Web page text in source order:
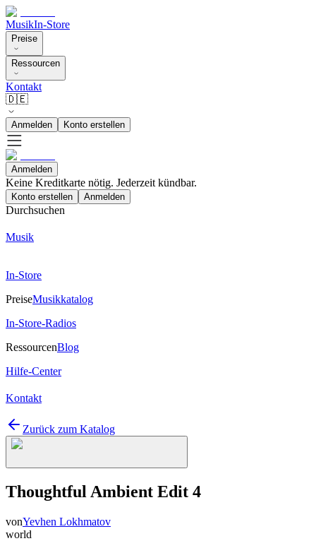
MusikIn-Store
Preise
Ressourcen
Kontakt
🇩🇪
Anmelden Konto erstellen
Anmelden
Keine Kreditkarte nötig. Jederzeit kündbar.
Konto erstellen Anmelden
Durchsuchen
Musik
In-Store
PreiseMusikkatalog
In-Store-Radios
RessourcenBlog
Hilfe-Center
Kontakt
Zurück zum Katalog
Thoughtful Ambient Edit 4
vonYevhen Lokhmatov
world